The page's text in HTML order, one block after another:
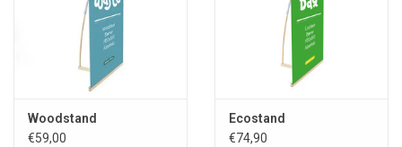
Woodstand
€59,00
Ecostand
€74,90